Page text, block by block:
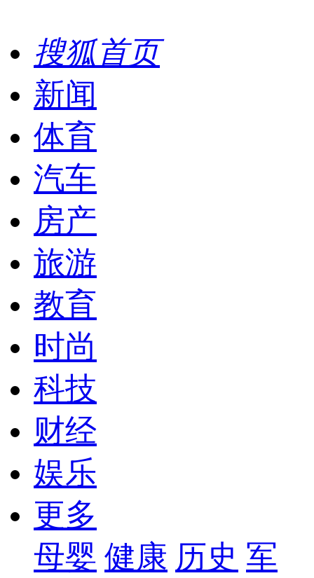
搜狐首页
新闻
体育
汽车
房产
旅游
教育
时尚
科技
财经
娱乐
更多
母婴 健康 历史 军